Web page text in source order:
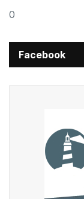
0
Facebook